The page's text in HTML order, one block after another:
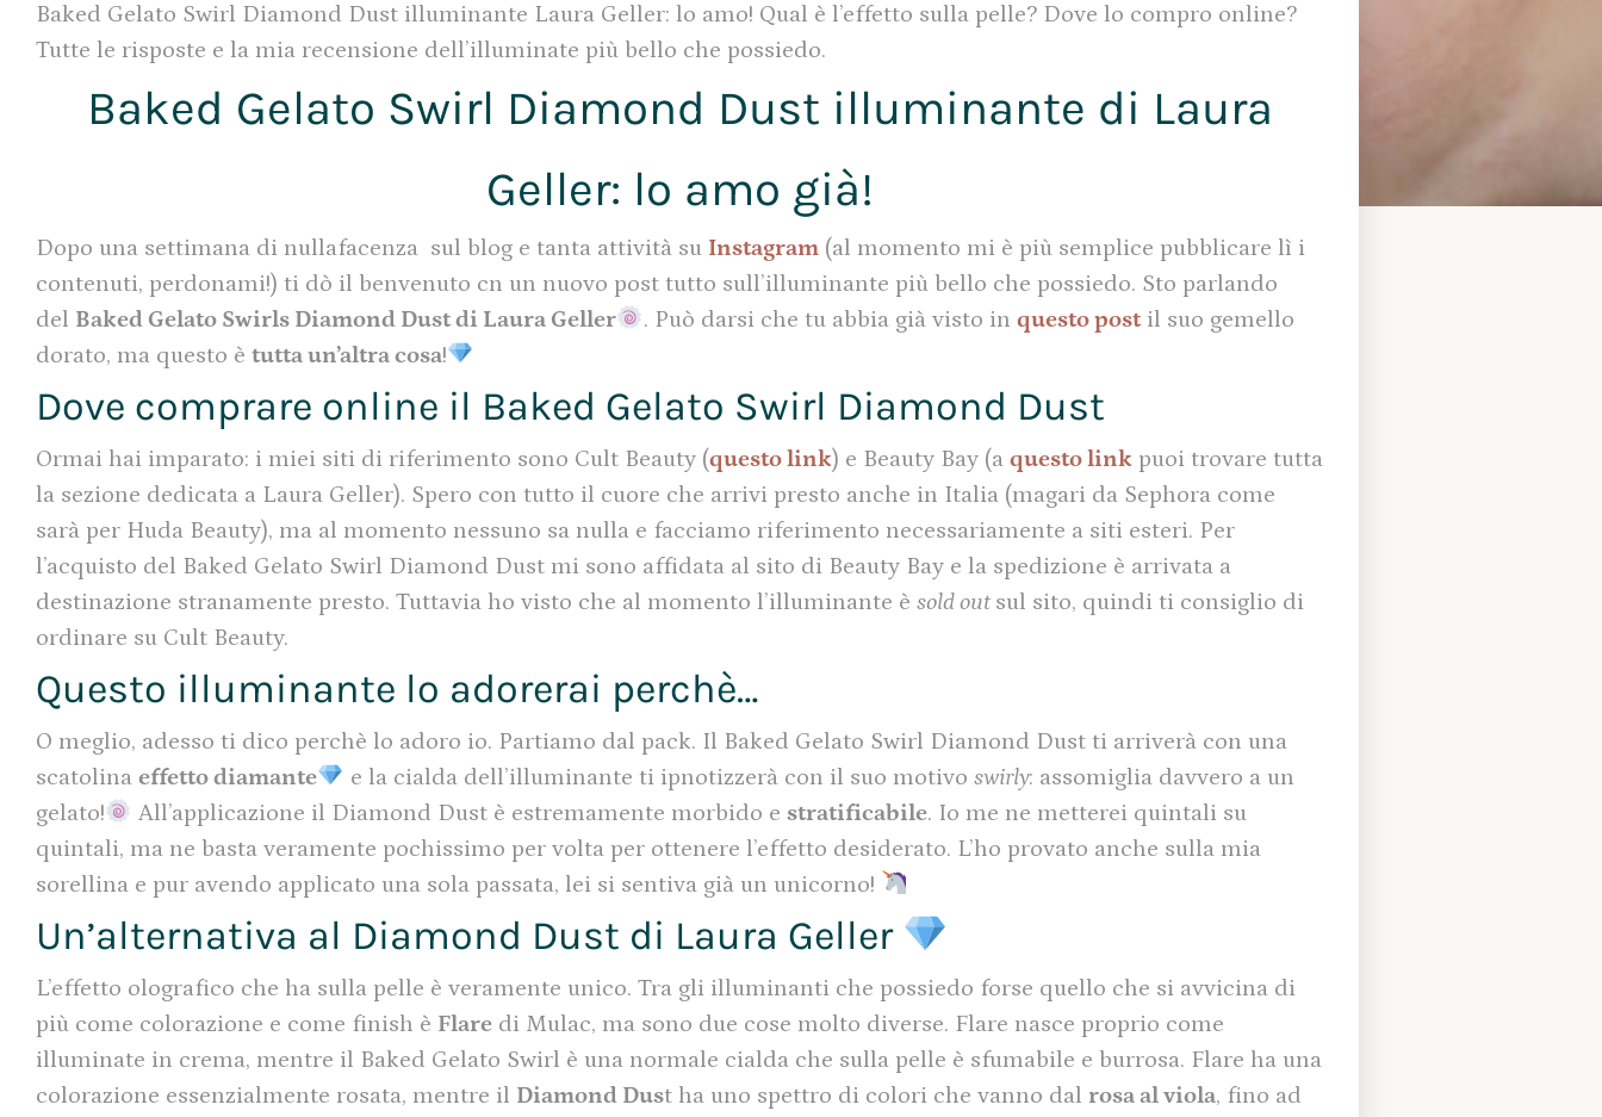
Baked Gelato Swirl Diamond Dust illuminante Laura Geller: lo amo! Qual è l’effetto sulla pelle? Dove lo compro online?
Tutte le risposte e la mia recensione dell’illuminate più bello che possiedo.
Baked Gelato Swirl Diamond Dust illuminante di Laura
Geller: lo amo già!
Dopo una settimana di nullafacenza sul blog e tanta attività su Instagram (al momento mi è più semplice pubblicare lì i
contenuti, perdonami!) ti dò il benvenuto cn un nuovo post tutto sull’illuminante più bello che possiedo. Sto parlando
del Baked Gelato Swirls Diamond Dust di Laura Geller . Può darsi che tu abbia già visto in questo postil suo gemello
dorato, ma questo è tutta un’altra cosa!
Dove comprare online il Baked Gelato Swirl Diamond Dust
Ormai hai imparato: i miei siti di riferimento sono Cult Beauty (questo link) e Beauty Bay (a questo link puoi trovare tutta
la sezione dedicata a Laura Geller). Spero con tutto il cuore che arrivi presto anche in Italia (magari da Sephora come
sarà per Huda Beauty), ma al momento nessuno sa nulla e facciamo riferimento necessariamente a siti esteri. Per
l’acquisto del Baked Gelato Swirl Diamond Dust mi sono affidata al sito di Beauty Bay e la spedizione è arrivata a
destinazione stranamente presto. Tuttavia ho visto che al momento l’illuminante è sold out sul sito, quindi ti consiglio di
ordinare su Cult Beauty.
Questo illuminante lo adorerai perchè…
O meglio, adesso ti dico perchè lo adoro io. Partiamo dal pack. Il Baked Gelato Swirl Diamond Dust ti arriverà con una
scatolina effetto diamante e la cialda dell’illuminante ti ipnotizzerà con il suo motivo swirly: assomiglia davvero a un
gelato!
All’applicazione il Diamond Dust è estremamente morbido e stratificabile. Io me ne metterei quintali su
quintali, ma ne basta veramente pochissimo per volta per ottenere l’effetto desiderato. L’ho provato anche sulla mia
sorellina e pur avendo applicato una sola passata, lei si sentiva già un unicorno!
Un’alternativa al Diamond Dust di Laura Geller
L’effetto olografico che ha sulla pelle è veramente unico. Tra gli illuminanti che possiedo forse quello che si avvicina di
più come colorazione e come finish è Flare di Mulac, ma sono due cose molto diverse. Flare nasce proprio come
illuminate in crema, mentre il Baked Gelato Swirl è una normale cialda che sulla pelle è sfumabile e burrosa. Flare ha una
colorazione essenzialmente rosata, mentre il Diamond Dust ha uno spettro di colori che vanno dal rosa al viola, fino ad